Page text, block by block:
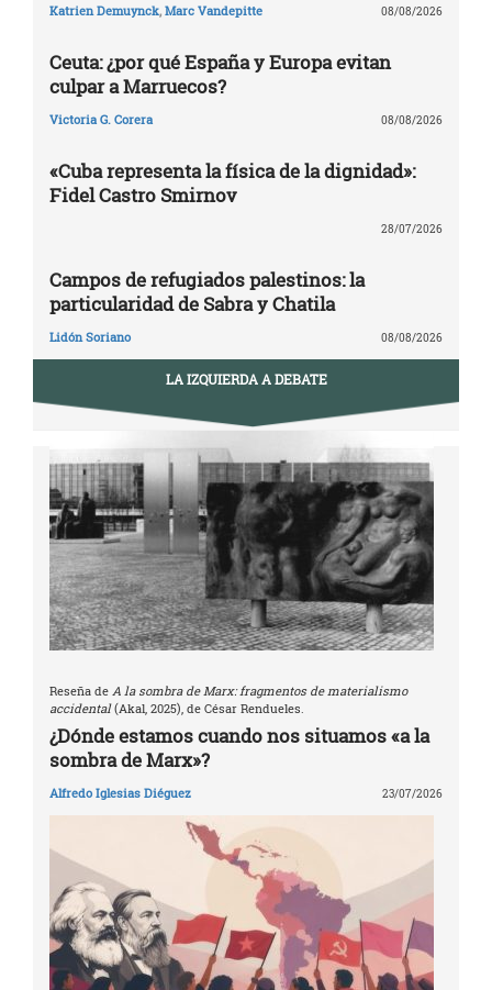
Katrien Demuynck, Marc Vandepitte 08/08/2026
Ceuta: ¿por qué España y Europa evitan
culpar a Marruecos?
Victoria G. Corera 08/08/2026
«Cuba representa la física de la dignidad»:
Fidel Castro Smirnov
28/07/2026
Campos de refugiados palestinos: la
particularidad de Sabra y Chatila
Lidón Soriano 08/08/2026
LA IZQUIERDA A DEBATE
Reseña de A la sombra de Marx: fragmentos de materialismo
accidental(Akal, 2025), de César Rendueles.
¿Dónde estamos cuando nos situamos «a la
sombra de Marx»?
Alfredo Iglesias Diéguez 23/07/2026